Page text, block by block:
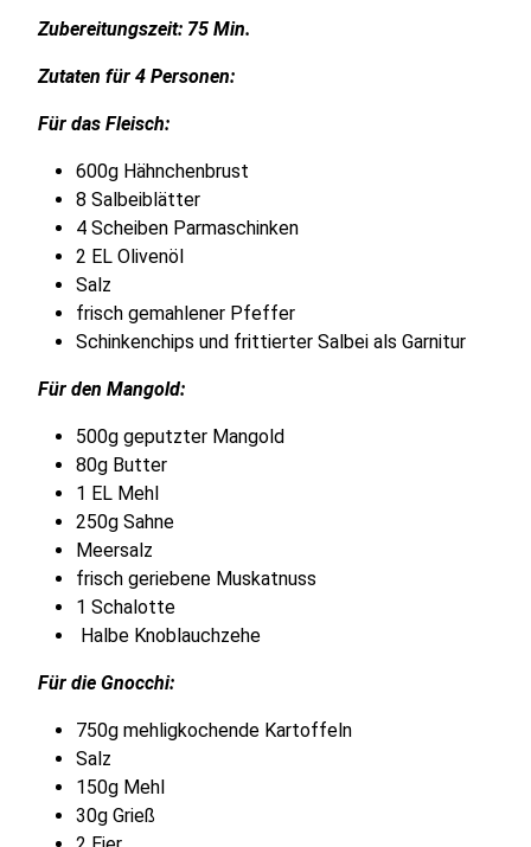
Zubereitungszeit: 75 Min.
Zutaten für 4 Personen:
Für das Fleisch:
600g Hähnchenbrust
8 Salbeiblätter
4 Scheiben Parmaschinken
2 EL Olivenöl
Salz
frisch gemahlener Pfeffer
Schinkenchips und frittierter Salbei als Garnitur
Für den Mangold:
500g geputzter Mangold
80g Butter
1 EL Mehl
250g Sahne
Meersalz
frisch geriebene Muskatnuss
1 Schalotte
Halbe Knoblauchzehe
Für die Gnocchi:
750g mehligkochende Kartoffeln
Salz
150g Mehl
30g Grieß